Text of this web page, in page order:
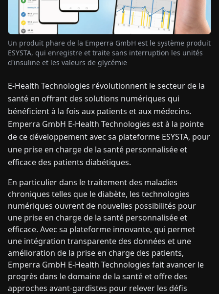
CONTACTEZ-
Un produit phare de la Emperra GmbH est le système produit
ESYSTA, qui enregistre et traite sans interruption les unités
d'insuline et les valeurs de glycémie
E-Health Technologies révolutionnent le secteur de la
santé en offrant des solutions numériques qui
bénéficient à la fois aux patients et aux médecins.
Emperra GmbH E-Health Technologies est à la pointe
de ce développement avec sa plateforme ESYSTA, pour
une prise en charge de la santé personnalisée et
efficace des patients diabétiques.
En particulier dans le traitement des maladies
chroniques telles que le diabète, les technologies
numériques ouvrent de nouvelles possibilités pour
une prise en charge de la santé personnalisée et
efficace. Avec sa plateforme innovante, qui permet
une intégration transparente des données et une
amélioration de la prise en charge des patients,
Emperra GmbH E-Health Technologies fait avancer le
progrès dans le domaine de la santé et offre des
approches avant-gardistes pour relever les défis